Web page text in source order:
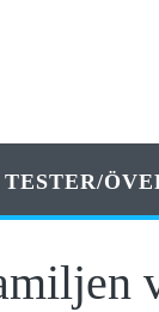
TESTER/